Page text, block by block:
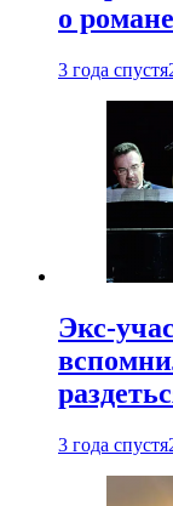
о
3 года спустя
Экс-
3 года спустя